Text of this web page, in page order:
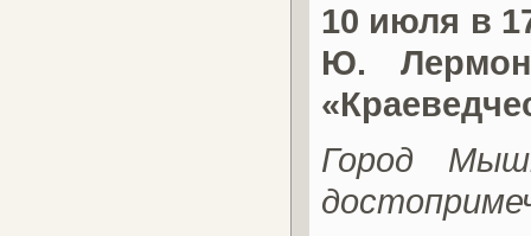
10 июля в
Ю.
Город